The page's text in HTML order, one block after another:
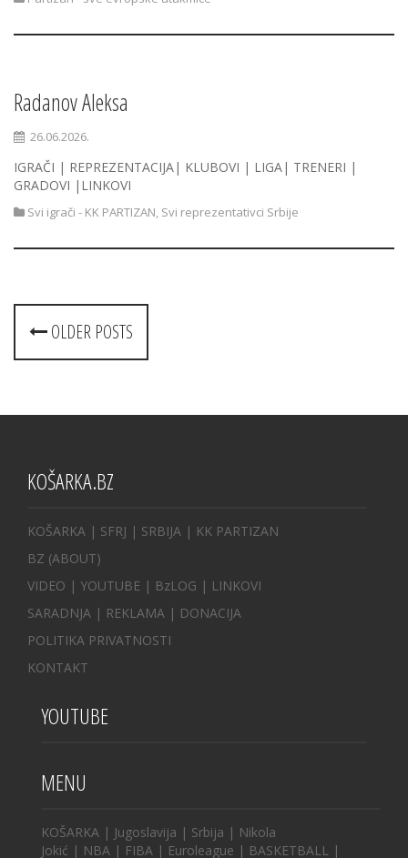
Radanov Aleksa
26.06.2026.
IGRAČI | REPREZENTACIJA| KLUBOVI | LIGA| TRENERI |
GRADOVI |LINKOVI
Svi igrači - KK PARTIZAN, Svi reprezentativci Srbije
Posts
navigation
OLDER POSTS
KOŠARKA.BZ
KOŠARKA | SFRJ | SRBIJA | KK PARTIZAN
BZ (ABOUT)
VIDEO | YOUTUBE | BzLOG | LINKOVI
SARADNJA | REKLAMA | DONACIJA
POLITIKA PRIVATNOSTI
KONTAKT
YOUTUBE
MENU
KOŠARKA | Jugoslavija | Srbija | Nikola
Jokić | NBA | FIBA | Euroleague | BASKETBALL |